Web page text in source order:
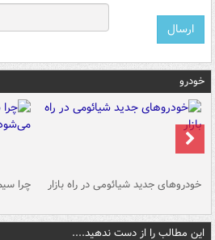
خودرو
خودروهای جدید شیائومی در راه بازار چرا
این مطالب را از دست ندهید....